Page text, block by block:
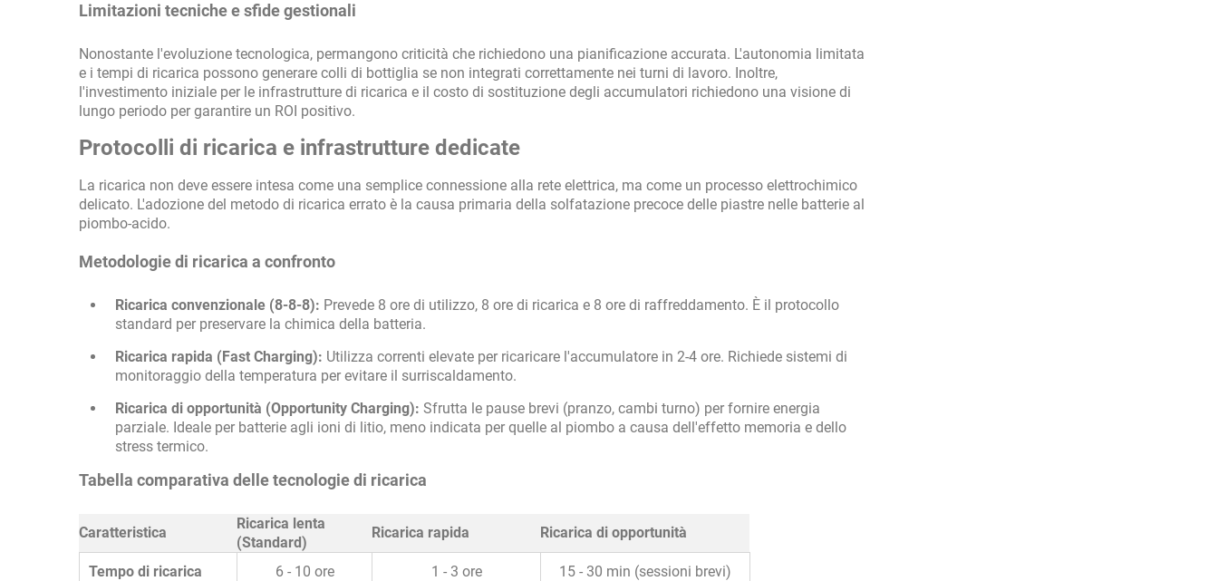
Limitazioni tecniche e sfide gestionali
Nonostante l'evoluzione tecnologica, permangono criticità che richiedono una pianificazione accurata. L'autonomia limitata
e i tempi di ricarica possono generare colli di bottiglia se non integrati correttamente nei turni di lavoro. Inoltre,
l'investimento iniziale per le infrastrutture di ricarica e il costo di sostituzione degli accumulatori richiedono una visione di
lungo periodo per garantire un ROI positivo.
Protocolli di ricarica e infrastrutture dedicate
La ricarica non deve essere intesa come una semplice connessione alla rete elettrica, ma come un processo elettrochimico
delicato. L'adozione del metodo di ricarica errato è la causa primaria della solfatazione precoce delle piastre nelle batterie al
piombo-acido.
Metodologie di ricarica a confronto
Ricarica convenzionale (8-8-8): Prevede 8 ore di utilizzo, 8 ore di ricarica e 8 ore di raffreddamento. È il protocollo
standard per preservare la chimica della batteria.
Ricarica rapida (Fast Charging): Utilizza correnti elevate per ricaricare l'accumulatore in 2-4 ore. Richiede sistemi di
monitoraggio della temperatura per evitare il surriscaldamento.
Ricarica di opportunità (Opportunity Charging): Sfrutta le pause brevi (pranzo, cambi turno) per fornire energia
parziale. Ideale per batterie agli ioni di litio, meno indicata per quelle al piombo a causa dell'effetto memoria e dello
stress termico.
Tabella comparativa delle tecnologie di ricarica
Caratteristica
Ricarica lenta
(Standard)
Ricarica rapida Ricarica di opportunità
Tempo di ricarica 6 - 10 ore 1 - 3 ore 15 - 30 min (sessioni brevi)